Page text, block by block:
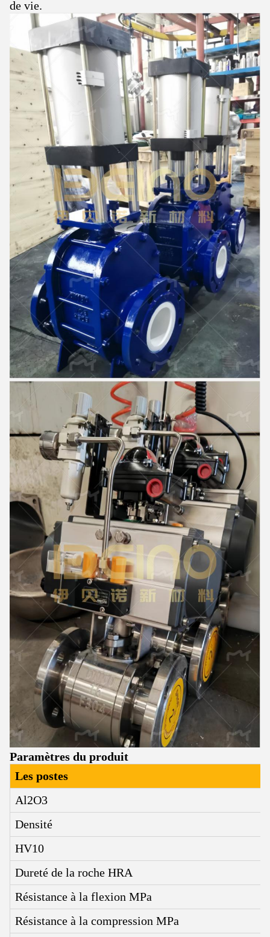
de vie.
Paramètres du produit
Les postes
Al2O3
Densité
HV10
Dureté de la roche HRA
Résistance à la flexion MPa
Résistance à la compression MPa